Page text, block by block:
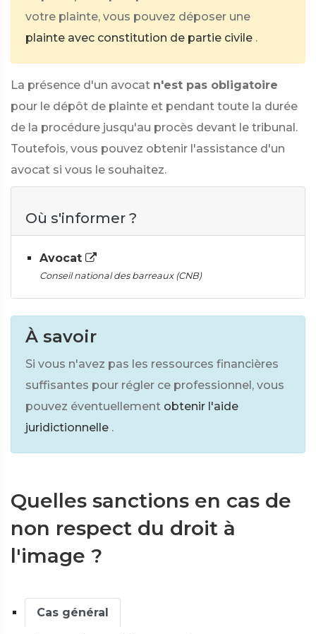
votre plainte, vous pouvez déposer une
plainte avec constitution de partie civile .
La présence d'un avocat n'est pas obligatoire
pour le dépôt de plainte et pendant toute la durée
de la procédure jusqu'au procès devant le tribunal.
Toutefois, vous pouvez obtenir l'assistance d'un
avocat si vous le souhaitez.
Où s'informer ?
Avocat
Conseil national des barreaux (CNB)
À savoir
Si vous n'avez pas les ressources financières
suffisantes pour régler ce professionnel, vous
pouvez éventuellement obtenir l'aide
juridictionnelle .
Quelles sanctions en cas de
non respect du droit à
l'image ?
Cas général